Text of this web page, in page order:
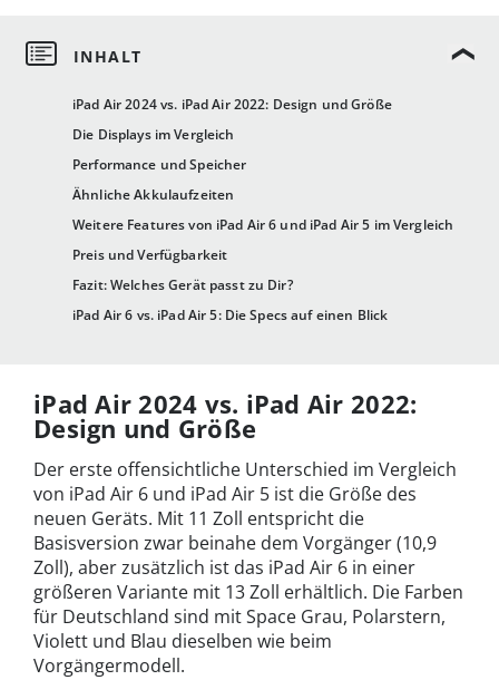
iPad Air 2024 vs. iPad Air 2022: Design und Größe
Die Displays im Vergleich
Performance und Speicher
Ähnliche Akkulaufzeiten
Weitere Features von iPad Air 6 und iPad Air 5 im Vergleich
Preis und Verfügbarkeit
Fazit: Welches Gerät passt zu Dir?
iPad Air 6 vs. iPad Air 5: Die Specs auf einen Blick
iPad Air 2024 vs. iPad Air 2022:
Design und Größe
Der erste offensichtliche Unterschied im Vergleich
von iPad Air 6 und iPad Air 5 ist die Größe des
neuen Geräts. Mit 11 Zoll entspricht die
Basisversion zwar beinahe dem Vorgänger (10,9
Zoll), aber zusätzlich ist das iPad Air 6 in einer
größeren Variante mit 13 Zoll erhältlich. Die Farben
für Deutschland sind mit Space Grau, Polarstern,
Violett und Blau dieselben wie beim
Vorgängermodell.